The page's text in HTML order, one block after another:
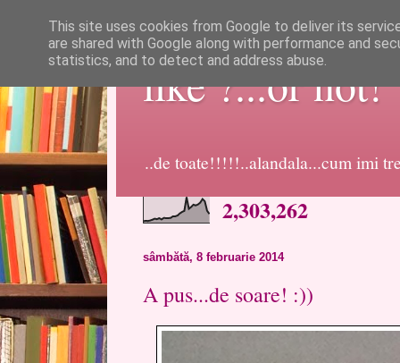
like ?...or not!
..de toate!!!!!..alandala...cum imi
2,303,262
sâmbătă, 8 februarie 2014
A pus...de soare! :))
This site uses cookies from Google to deliver its
are shared with Google along with performance and
statistics, and to detect and address abuse.